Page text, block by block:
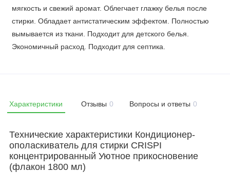
мягкость и свежий аромат. Облегчает глажку белья после
стирки. Обладает антистатическим эффектом. Полностью
вымывается из ткани. Подходит для детского белья.
Экономичный расход. Подходит для септика.
Характеристики Отзывы 0 Вопросы и ответы 0
Технические характеристики Кондиционер-
ополаскиватель для стирки CRISPI
концентрированный Уютное прикосновение
(флакон 1800 мл)